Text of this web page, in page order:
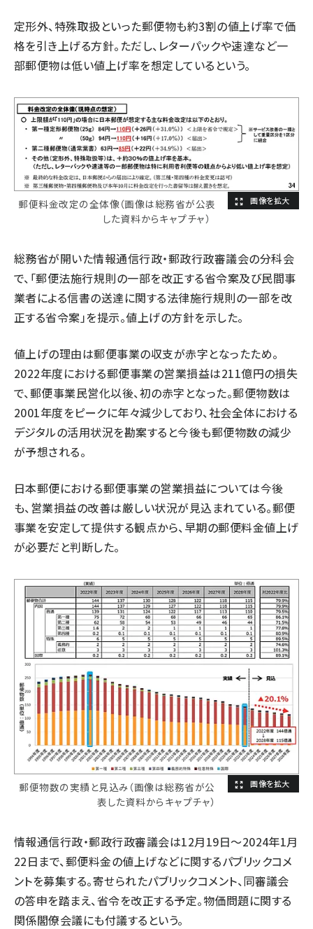
定形外、特殊取扱といった郵便物も約3割の値上げ率で価
格を引き上げる方針。ただし、レターパックや速達など一
部郵便物は低い値上げ率を想定しているという。
郵便料金改定の全体像（画像は総務省が公表
した資料からキャプチャ）
総務省が開いた情報通信行政・郵政行政審議会の分科会
で、「郵便法施行規則の一部を改正する省令案及び民間事
業者による信書の送達に関する法律施行規則の一部を改
正する省令案」を提示。値上げの方針を示した。
値上げの理由は郵便事業の収支が赤字となったため。
2022年度における郵便事業の営業損益は211億円の損失
で、郵便事業民営化以後、初の赤字となった。郵便物数は
2001年度をピークに年々減少しており、社会全体における
デジタルの活用状況を勘案すると今後も郵便物数の減少
が予想される。
日本郵便における郵便事業の営業損益については今後
も、営業損益の改善は厳しい状況が見込まれている。郵便
事業を安定して提供する観点から、早期の郵便料金値上げ
が必要だと判断した。
郵便物数の実績と見込み（画像は総務省が公
表した資料からキャプチャ）
情報通信行政・郵政行政審議会は12月19日～2024年1月
22日まで、郵便料金の値上げなどに関するパブリックコメ
ントを募集する。寄せられたパブリックコメント、同審議会
の答申を踏まえ、省令を改正する予定。物価問題に関する
関係閣僚会議にも付議するという。